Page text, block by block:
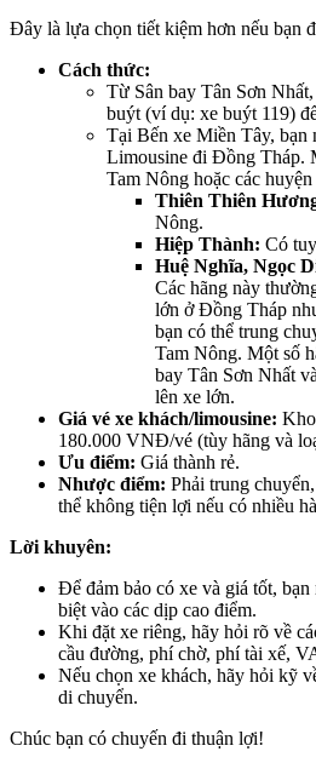
Đây là lựa chọn tiết kiệm hơn nếu bạn
Cách thức:
Từ Sân bay Tân Sơn
buýt (ví dụ: xe buýt 119)
Tại Bến xe Miền Tây, bạn
Limousine đi Đồng Tháp.
Tam Nông hoặc các huyện
Thiên Thiên
Nông.
Hiệp Thành: Có
Huệ Nghĩa, Ngọc
Các hãng này
lớn ở Đồng Tháp
bạn có thể trung
Tam Nông. Một số
bay Tân Sơn Nhất
lên xe lớn.
Giá vé xe khách/limousine:
180.000 VNĐ/vé (tùy hãng và
Ưu điểm: Giá thành rẻ.
Nhược điểm: Phải trung
thể không tiện lợi nếu có nhiều
Lời khuyên:
Để đảm bảo có xe và giá tốt,
biệt vào các dịp cao điểm.
Khi đặt xe riêng, hãy hỏi rõ về
cầu đường, phí chờ, phí tài xế,
Nếu chọn xe khách, hãy hỏi kỹ
di chuyển.
Chúc bạn có chuyến đi thuận lợi!